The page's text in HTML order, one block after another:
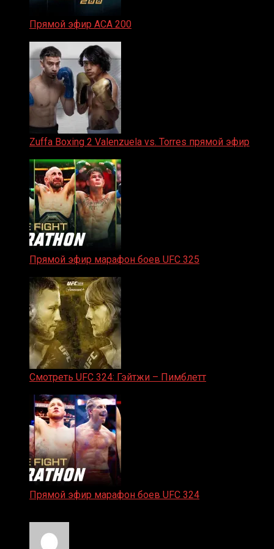
Прямой эфир ACA 200
Zuffa Boxing 2 Valenzuela vs. Torres прямой эфир
Прямой эфир марафон боев UFC 325
Смотреть UFC 324: Гэйтжи – Пимблетт
Прямой эфир марафон боев UFC 324